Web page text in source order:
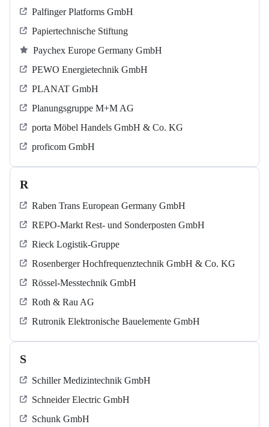
Palfinger Platforms GmbH
Papiertechnische Stiftung
Paychex Europe Germany GmbH
PEWO Energietechnik GmbH
PLANAT GmbH
Planungsgruppe M+M AG
porta Möbel Handels GmbH & Co. KG
proficom GmbH
R
Raben Trans European Germany GmbH
REPO-Markt Rest- und Sonderposten GmbH
Rieck Logistik-Gruppe
Rosenberger Hochfrequenztechnik GmbH & Co. KG
Rössel-Messtechnik GmbH
Roth & Rau AG
Rutronik Elektronische Bauelemente GmbH
S
Schiller Medizintechnik GmbH
Schneider Electric GmbH
Schunk GmbH